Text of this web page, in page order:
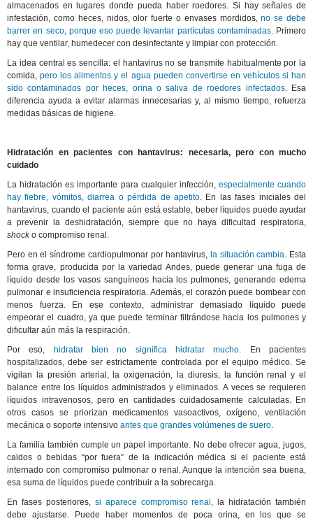
almacenados en lugares donde pueda haber roedores. Si hay señales de
infestación, como heces, nidos, olor fuerte o envases mordidos,no se debe
barrer en seco, porque eso puede levantar partículas contaminadas. Primero
hay que ventilar, humedecer con desinfectante y limpiar con protección.
La idea central es sencilla: el hantavirus no se transmite habitualmente por la
comida,pero los alimentos y el agua pueden convertirse en vehículos si han
sido contaminados por heces, orina o saliva de roedores infectados. Esa
diferencia ayuda a evitar alarmas innecesarias y, al mismo tiempo, refuerza
medidas básicas de higiene.
Hidratación en pacientes con hantavirus: necesaria, pero con mucho
cuidado
La hidratación es importante para cualquier infección, especialmente cuando
hay fiebre, vómitos, diarrea o pérdida de apetito. En las fases iniciales del
hantavirus, cuando el paciente aún está estable, beber líquidos puede ayudar
a prevenir la deshidratación, siempre que no haya dificultad respiratoria,
shocko compromiso renal.
Pero en el síndrome cardiopulmonar por hantavirus, la situación cambia. Esta
forma grave, producida por la variedad Andes, puede generar una fuga de
líquido desde los vasos sanguíneos hacia los pulmones, generando edema
pulmonar e insuficiencia respiratoria. Además, el corazón puede bombear con
menos fuerza. En ese contexto, administrar demasiado líquido puede
empeorar el cuadro, ya que puede terminar filtrándose hacia los pulmones y
dificultar aún más la respiración.
Por eso, hidratar bien no significa hidratar mucho. En pacientes
hospitalizados, debe ser estrictamente controlada por el equipo médico. Se
vigilan la presión arterial, la oxigenación, la diuresis, la función renal y el
balance entre los líquidos administrados y eliminados. A veces se requieren
líquidos intravenosos, pero en cantidades cuidadosamente calculadas. En
otros casos se priorizan medicamentos vasoactivos, oxígeno, ventilación
mecánica o soporte intensivoantes que grandes volúmenes de suero.
La familia también cumple un papel importante. No debe ofrecer agua, jugos,
caldos o bebidas “por fuera” de la indicación médica si el paciente está
internado con compromiso pulmonar o renal. Aunque la intención sea buena,
esa suma de líquidos puede contribuir a la sobrecarga.
En fases posteriores, si aparece compromiso renal , la hidratación también
debe ajustarse. Puede haber momentos de poca orina, en los que se